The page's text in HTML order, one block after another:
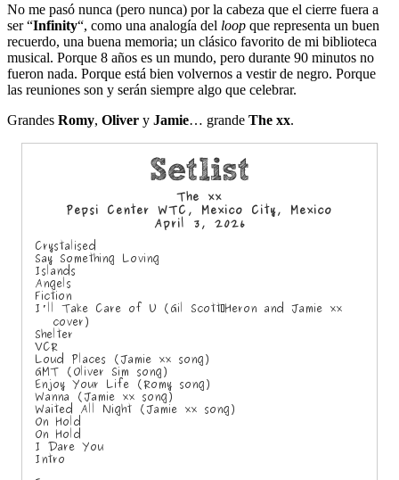
No me pasó nunca (pero nunca) por la cabeza que el cierre fuera a
ser “Infinity“, como una analogía del loop que representa un buen
recuerdo, una buena memoria; un clásico favorito de mi biblioteca
musical. Porque 8 años es un mundo, pero durante 90 minutos no
fueron nada. Porque está bien volvernos a vestir de negro. Porque
las reuniones son y serán siempre algo que celebrar.
Grandes Romy, Oliver y Jamie… grande The xx.